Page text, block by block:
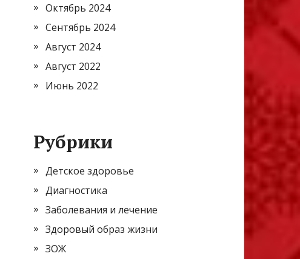
Октябрь 2024
Сентябрь 2024
Август 2024
Август 2022
Июнь 2022
Рубрики
Детское здоровье
Диагностика
Заболевания и лечение
Здоровый образ жизни
ЗОЖ